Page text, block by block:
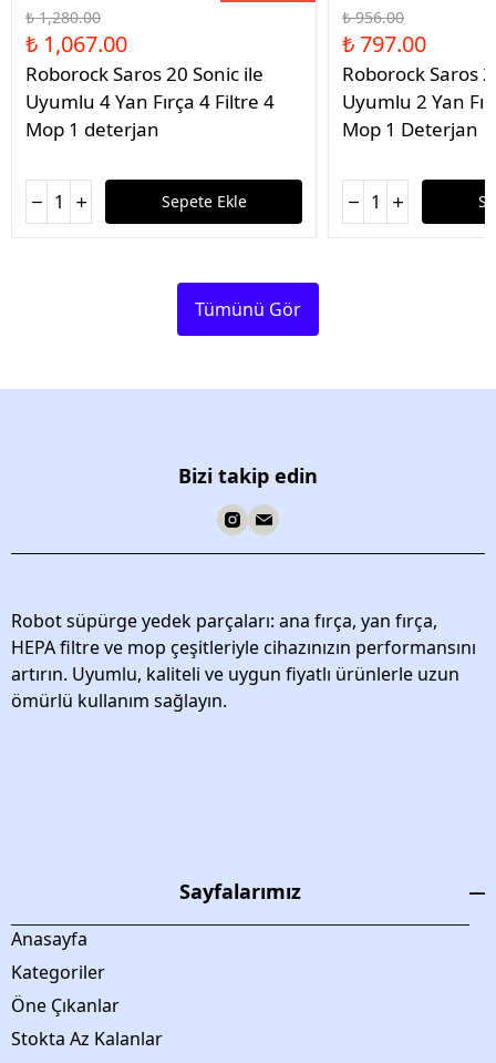
₺ 1,280.00
₺ 1,067.00
Roborock Saros 20 Sonic ile
Uyumlu 4 Yan Fırça 4 Filtre 4
Mop 1 deterjan
Sepete Ekle
₺ 956.00
₺ 797.00
Roborock Saros
Uyumlu 2 Yan
Mop 1 Deterjan
Tümünü Gör
Bizi takip edin
Robot süpürge yedek parçaları: ana fırça, yan fırça,
HEPA filtre ve mop çeşitleriyle cihazınızın performansını
artırın. Uyumlu, kaliteli ve uygun fiyatlı ürünlerle uzun
ömürlü kullanım sağlayın.
Sayfalarımız
Anasayfa
Kategoriler
Öne Çıkanlar
Stokta Az Kalanlar